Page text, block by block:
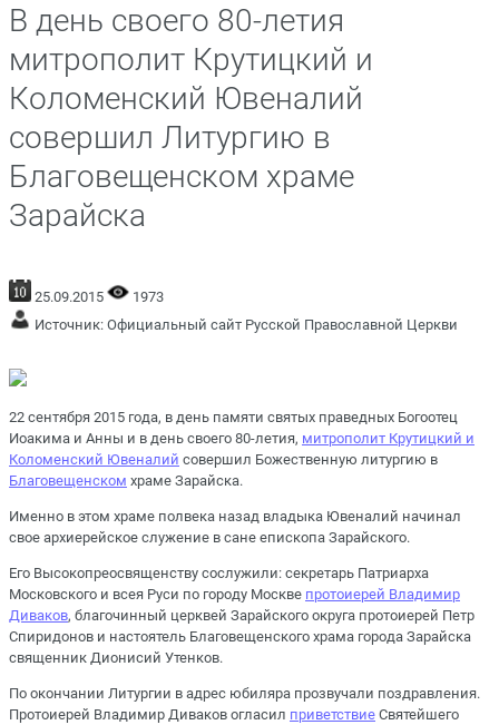
В день своего 80-летия
митрополит Крутицкий и
Коломенский Ювеналий
совершил Литургию в
Благовещенском храме
Зарайска
25.09.2015
1973
Источник: Официальный сайт Русской Православной Церкви
22 сентября 2015 года, в день памяти святых праведных Богоотец
Иоакима и Анны и в день своего 80-летия, митрополит Крутицкий и
Коломенский Ювеналий совершил Божественную литургию в
Благовещенском храме Зарайска.
Именно в этом храме полвека назад владыка Ювеналий начинал
свое архиерейское служение в сане епископа Зарайского.
Его Высокопреосвященству сослужили: секретарь Патриарха
Московского и всея Руси по городу Москве протоиерей Владимир
Диваков, благочинный церквей Зарайского округа протоиерей Петр
Спиридонов и настоятель Благовещенского храма города Зарайска
священник Дионисий Утенков.
По окончании Литургии в адрес юбиляра прозвучали поздравления.
Протоиерей Владимир Диваков огласил приветствие Святейшего